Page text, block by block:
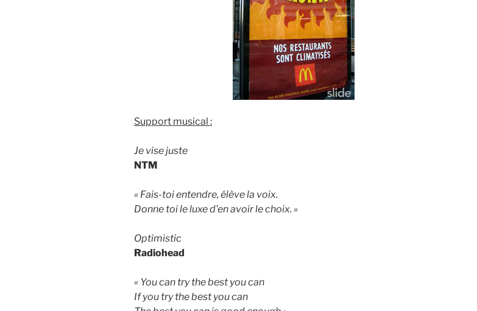
Support musical :
Je vise juste
NTM
« Fais-toi entendre, élève la voix.
Donne toi le luxe d’en avoir le choix. »
Optimistic
Radiohead
« You can try the best you can
If you try the best you can